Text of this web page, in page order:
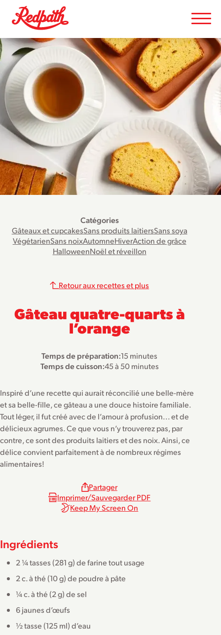
Catégories
Gâteaux et cupcakesSans produits laitiersSans soya
VégétarienSans noixAutomneHiverAction de grâce
HalloweenNoël et réveillon
Gâteau quatre-quarts à
l’orange
Retour aux recettes et plus
Temps de préparation:15 minutes
Temps de cuisson:45 à 50 minutes
Inspiré d’une recette qui aurait réconcilié une belle-mère
et sa belle-fille, ce gâteau a une douce histoire familiale.
Tout léger, il fut créé avec de l’amour à profusion... et de
délicieux agrumes. Ce que vous n’y trouverez pas, par
contre, ce sont des produits laitiers et des noix. Ainsi, ce
délice convient parfaitement à de nombreux régimes
alimentaires!
Partager
Imprimer/Sauvegarder PDF
Keep My Screen On
Ingrédients
2 ¼ tasses (281 g) de farine tout usage
2 c. à thé (10 g) de poudre à pâte
¼ c. à thé (2 g) de sel
6 jaunes d’œufs
½ tasse (125 ml) d’eau